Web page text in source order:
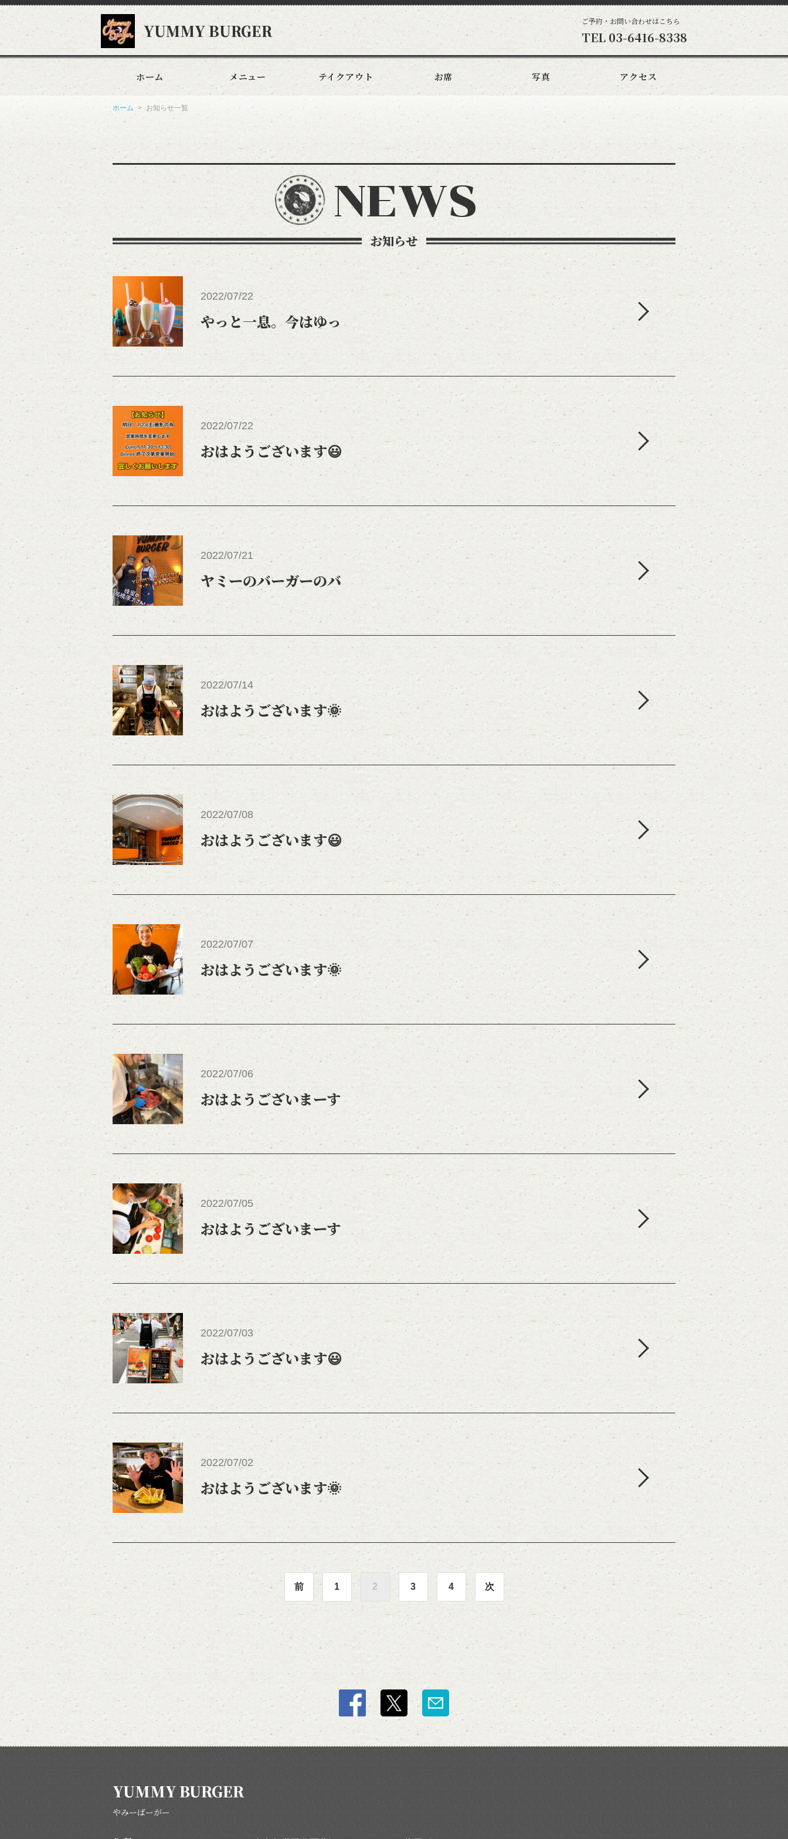
YUMMY BURGER ご予約・お問い合わせはこちら
TEL03-6416-8338
ホーム メニュー テイクアウト お席 写真 アクセス
ホーム お知らせ一覧
NEWS
お知らせ
2022/07/22
やっと一息。今はゆっ
2022/07/22
おはようございます😃
2022/07/21
ヤミーのバーガーのバ
2022/07/14
おはようございます🌞
2022/07/08
おはようございます😃
2022/07/07
おはようございます🌞
2022/07/06
おはようございまーす
2022/07/05
おはようございまーす
2022/07/03
おはようございます😃
2022/07/02
おはようございます🌞
前 1 2 3 4 次
YUMMY BURGER
やみーばーがー